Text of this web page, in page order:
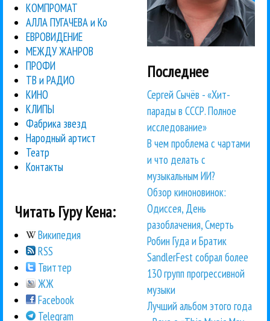
КОМПРОМАТ
АЛЛА ПУГАЧЕВА и Ко
ЕВРОВИДЕНИЕ
МЕЖДУ ЖАНРОВ
ПРОФИ
ТВ и РАДИО
КИНО
КЛИПЫ
Фабрика звезд
Народный артист
Театр
Контакты
Читать Гуру Кена:
Википедия
RSS
Твиттер
ЖЖ
Facebook
Telegram
Последнее
Сергей Сычёв - «Хит-
парады в СССР. Полное
исследование»
В чем проблема с чартами
и что делать с
музыкальным ИИ?
Обзор киноновинок:
Одиссея, День
разоблачения, Смерть
Робин Гуда и Братик
SandlerFest собрал более
130 групп прогрессивной
музыки
Лучший альбом этого года